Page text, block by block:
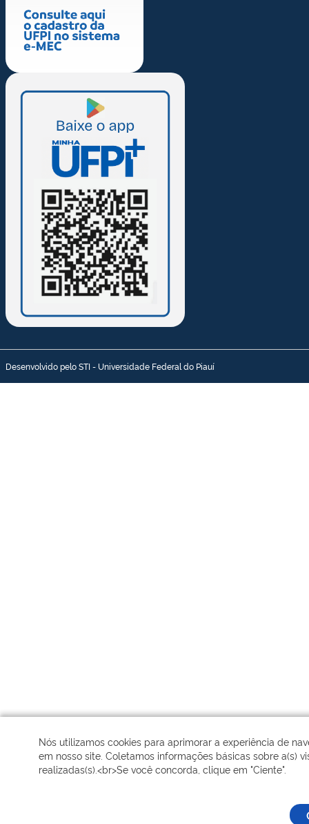
Desenvolvido pelo STI - Universidade Federal do Piauí
Nós utilizamos cookies para aprimorar a experiência de
em nosso site. Coletamos informações básicas sobre a(s)
realizadas(s).<br>Se você concorda, clique em "Ciente".